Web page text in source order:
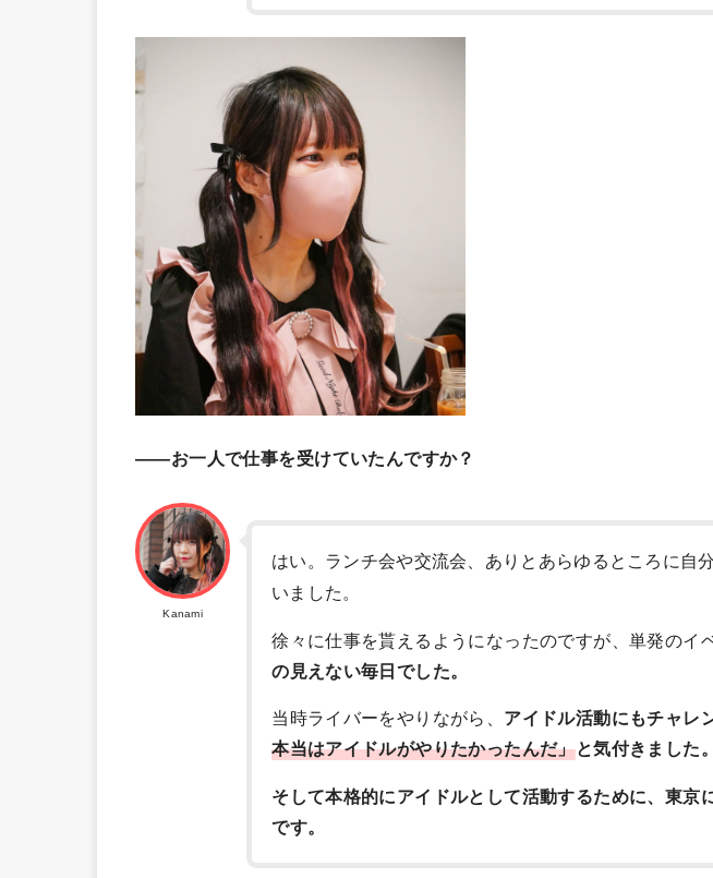
――お一人で仕事を受けていたんですか？
Kanami
はい。ランチ会や交流会、ありとあらゆるところに自
いました。
徐々に仕事を貰えるようになったのですが、単発のイ
の見えない毎日でした。
当時ライバーをやりながら、 アイドル活動にもチャレ
本当はアイドルがやりたかったんだ」と気付きました。
そして本格的にアイドルとして活動するために、東京
です。